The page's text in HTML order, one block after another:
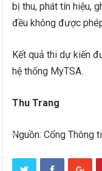
bị thu, phát tín hiệu,
đều không được
Kết quả thi dự kiến
hệ thống MyTSA.
Thu Trang
Nguồn: Cổng Thông